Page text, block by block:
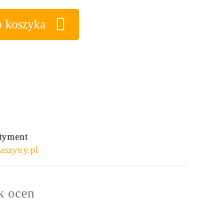
koszyka
ocen